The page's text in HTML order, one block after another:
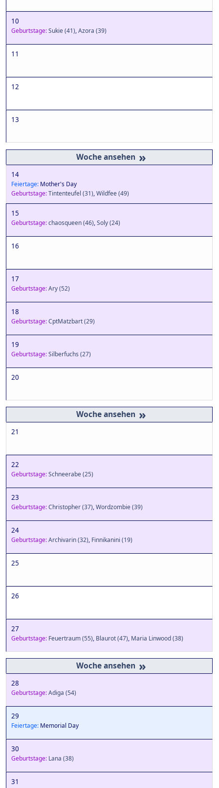
10
Geburtstage:Sukie(41),Azora (39)
11
12
13
»
14
Feiertage: Mother's Day
Geburtstage:Tintenteufel (31),Wildfee(49)
15
Geburtstage:chaosqueen(46),Soly(24)
16
17
Geburtstage:Ary(52)
18
Geburtstage:CptMatzbart(29)
19
Geburtstage:Silberfuchs (27)
20
»
21
22
Geburtstage:Schneerabe(25)
23
Geburtstage:Christopher(37),Wordzombie(39)
24
Geburtstage:Archivarin(32), Finnikanini (19)
25
26
27
Geburtstage: Feuertraum(55), Blaurot(47), Maria Linwood(38)
»
28
Geburtstage:Adiga (54)
29
Feiertage: Memorial Day
30
Geburtstage: Lana (38)
31